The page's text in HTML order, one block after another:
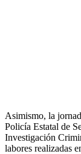
Asimismo, la
Policía Estatal de
Investigación
labores realizadas